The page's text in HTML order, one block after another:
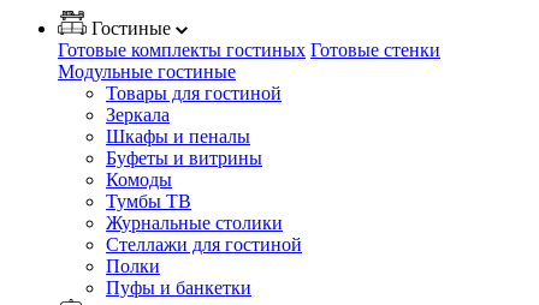
Гостиные
Готовые комплекты гостиных Готовые стенки
Модульные гостиные
Товары для гостиной
Зеркала
Шкафы и пеналы
Буфеты и витрины
Комоды
Тумбы ТВ
Журнальные столики
Стеллажи для гостиной
Полки
Пуфы и банкетки